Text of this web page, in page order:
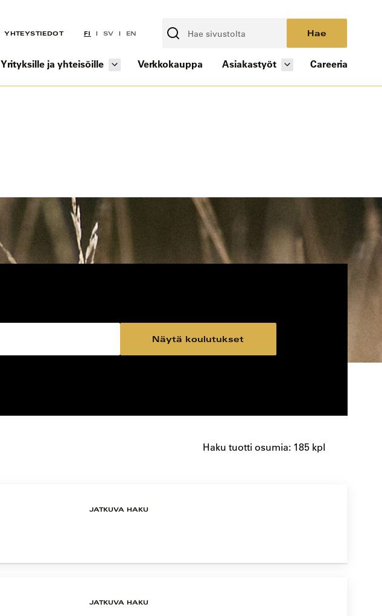
YHTEYSTIEDOT FI SV EN Hae
Yrityksille ja yhteisöille Verkkokauppa Asiakastyöt Careeria
Näytä koulutukset
Haku tuotti osumia: 185 kpl
JATKUVA HAKU
JATKUVA HAKU